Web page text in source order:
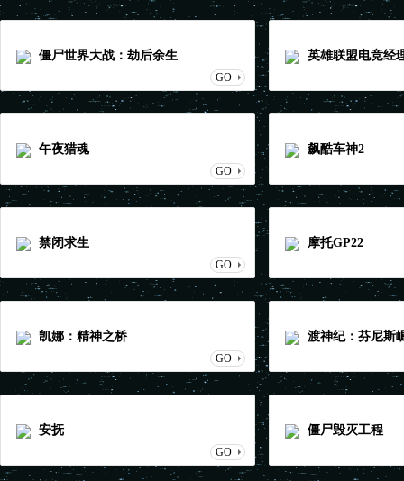
僵尸世界大战：劫后余生
GO
英雄联盟电竞经
午夜猎魂
GO
飙酷车神2
禁闭求生
GO
摩托GP22
凯娜：精神之桥
GO
渡神纪：芬尼斯
安抚
GO
僵尸毁灭工程